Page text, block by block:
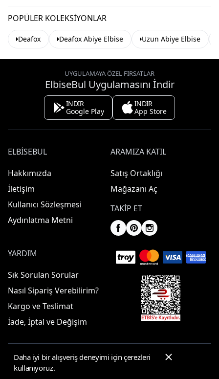
POPÜLER KOLEKSIYONLAR
Deafox Deafox Abiye Elbise Uzun Abiye Elbise
UYGULAMAYA ÖZEL FIRSATLAR
ElbiseBul Uygulamasını İndir
İNDİR
Google Play
İNDİR
App Store
ELBISEBUL
Hakkımızda
İletişim
Kullanıcı Sözleşmesi
Aydınlatma Metni
ARAMIZA KATIL
Satış Ortaklığı
Mağazanı Aç
TAKIP ET
YARDIM
Sık Sorulan Sorular
Nasıl Sipariş Verebilirim?
Kargo ve Teslimat
İade, İptal ve Değişim
© 2025 ElbiseBul -
Daha iyi bir alışveriş deneyimi için çerezleri
kullanıyoruz.